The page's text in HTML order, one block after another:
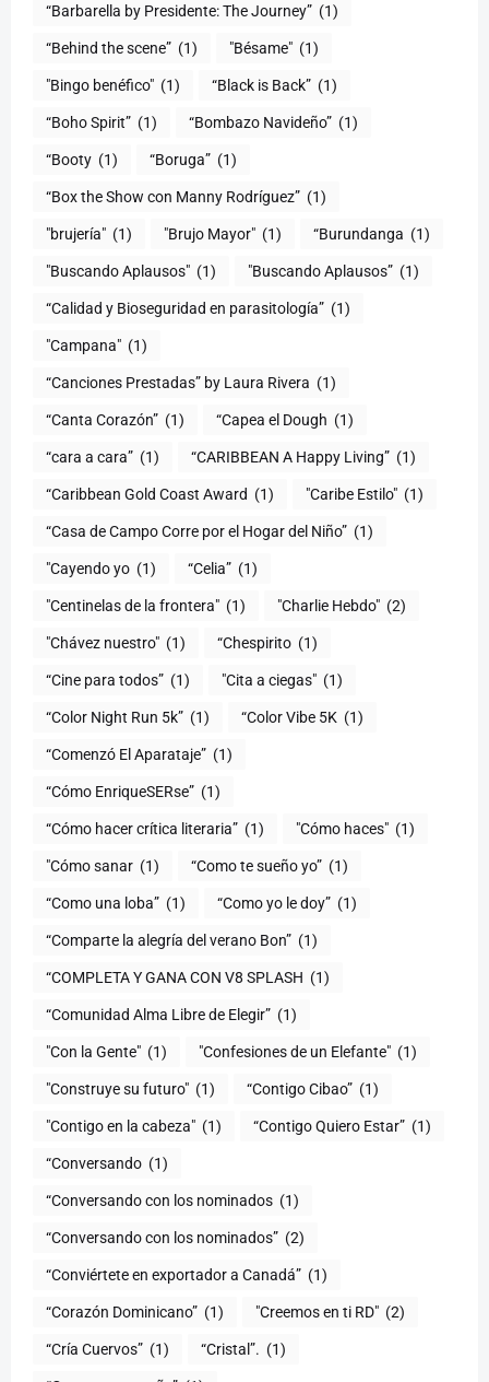
“Barbarella by Presidente: The Journey” (1)
“Behind the scene” (1) "Bésame" (1)
"Bingo benéfico" (1) “Black is Back” (1)
“Boho Spirit” (1) “Bombazo Navideño” (1)
“Booty (1) “Boruga” (1)
“Box the Show con Manny Rodríguez” (1)
"brujería" (1) "Brujo Mayor" (1) “Burundanga (1)
"Buscando Aplausos" (1) "Buscando Aplausos” (1)
(1)
"Campana" (1)
“Canciones Prestadas” by Laura Rivera (1)
“Canta Corazón” (1) “Capea el Dough (1)
“cara a cara” (1) “CARIBBEAN A Happy Living” (1)
(1) "Caribe Estilo" (1)
“Casa de Campo Corre por el Hogar del Niño” (1)
"Cayendo yo (1) (1)
"Centinelas de la frontera" (1) "Charlie Hebdo" (2)
"Chávez nuestro" (1) “Chespirito (1)
“Cine para todos” (1) "Cita a ciegas" (1)
“Color Night Run 5k” (1) “Color Vibe 5K (1)
“Comenzó El Aparataje” (1)
“Cómo EnriqueSERse” (1)
(1) "Cómo haces" (1)
"Cómo sanar (1) “Como te sueño yo” (1)
“Como una loba” (1) “Como yo le doy” (1)
“Comparte la alegría del verano Bon” (1)
“COMPLETA Y GANA CON V8 SPLASH (1)
“Comunidad Alma Libre de Elegir” (1)
"Con la Gente" (1) "Confesiones de un Elefante" (1)
"Construye su futuro" (1) “Contigo Cibao” (1)
"Contigo en la cabeza" (1) “Contigo Quiero Estar” (1)
“Conversando (1)
“Conversando con los nominados (1)
“Conversando con los nominados” (2)
“Conviértete en exportador a Canadá” (1)
“Corazón Dominicano” (1) "Creemos en ti RD" (2)
“Cría Cuervos” (1) “Cristal”. (1)